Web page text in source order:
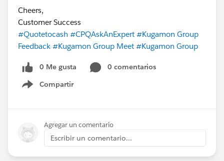
Cheers,
Customer Success
#Quotetocash #CPQAskAnExpert #Kugamon Group
Feedback #Kugamon Group Meet #Kugamon Group
0 Me gusta
0 comentarios
Compartir
Show menu
Agregar un comentario
Escribir un comentario...